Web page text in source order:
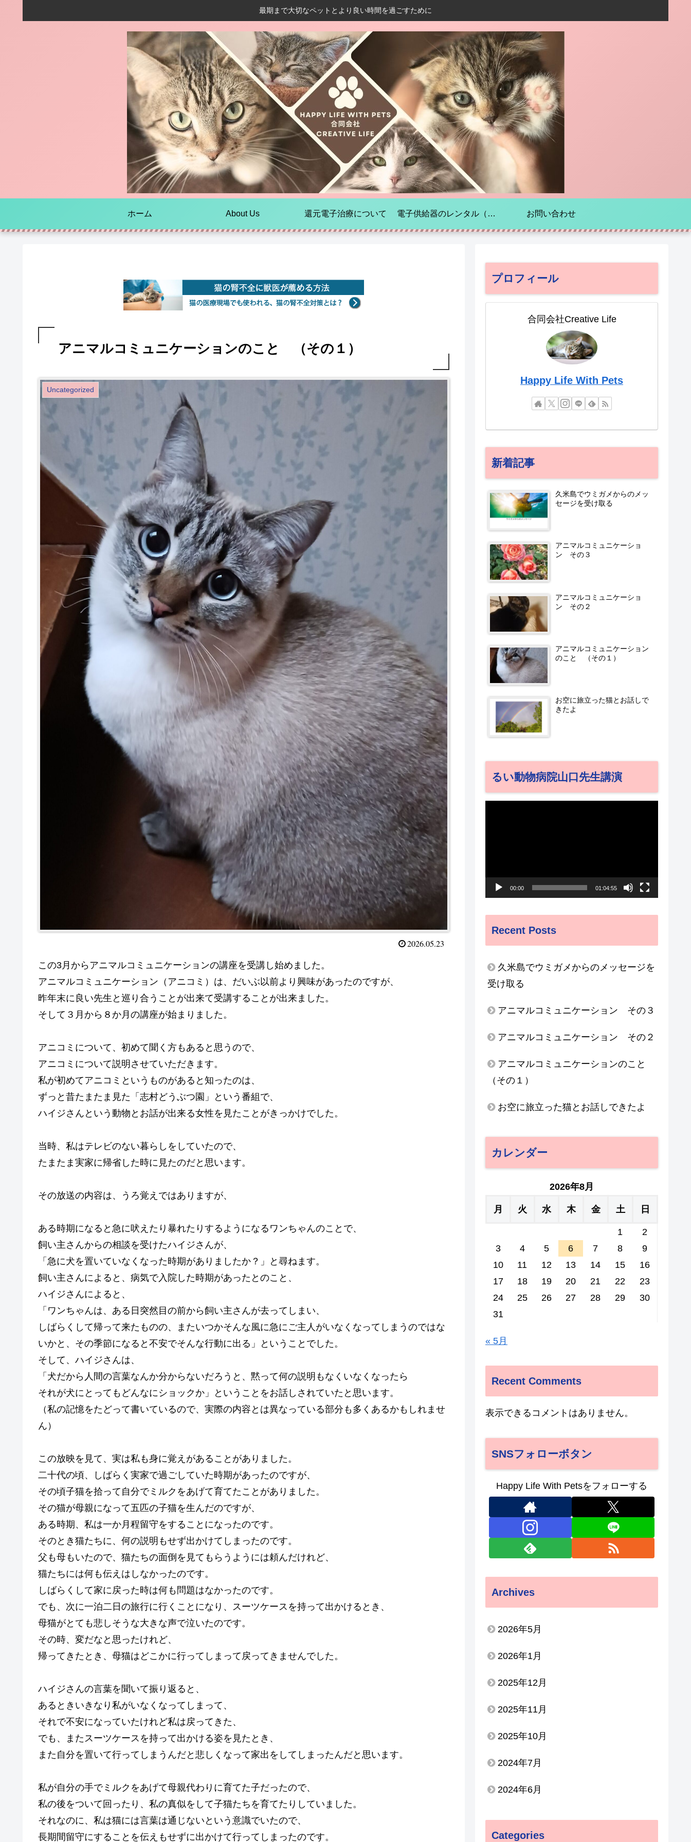
最期まで大切なペットとより良い時間を過ごすために
ホーム About Us 還元電子治療について 電子供給器のレンタル（現在は休止中です） お問い合わせ
アニマルコミュニケーションのこと （その１）
Uncategorized
2026.05.23
この3月からアニマルコミュニケーションの講座を受講し始めました。
アニマルコミュニケーション（アニコミ）は、だいぶ以前より興味があったのですが、
昨年末に良い先生と巡り合うことが出来て受講することが出来ました。
そして３月から８か月の講座が始まりました。
アニコミについて、初めて聞く方もあると思うので、
アニコミについて説明させていただきます。
私が初めてアニコミというものがあると知ったのは、
ずっと昔たまたま見た「志村どうぶつ園」という番組で、
ハイジさんという動物とお話が出来る女性を見たことがきっかけでした。
当時、私はテレビのない暮らしをしていたので、
たまたま実家に帰省した時に見たのだと思います。
その放送の内容は、うろ覚えではありますが、
ある時期になると急に吠えたり暴れたりするようになるワンちゃんのことで、
飼い主さんからの相談を受けたハイジさんが、
「急に犬を置いていなくなった時期がありましたか？」と尋ねます。
飼い主さんによると、病気で入院した時期があったとのこと、
ハイジさんによると、
「ワンちゃんは、ある日突然目の前から飼い主さんが去ってしまい、
しばらくして帰って来たものの、またいつかそんな風に急にご主人がいなくなってしまうのではな
いかと、その季節になると不安でそんな行動に出る」ということでした。
そして、ハイジさんは、
「犬だから人間の言葉なんか分からないだろうと、黙って何の説明もなくいなくなったら
それが犬にとってもどんなにショックか」ということをお話しされていたと思います。
（私の記憶をたどって書いているので、実際の内容とは異なっている部分も多くあるかもしれませ
ん）
この放映を見て、実は私も身に覚えがあることがありました。
二十代の頃、しばらく実家で過ごしていた時期があったのですが、
その頃子猫を拾って自分でミルクをあげて育てたことがありました。
その猫が母親になって五匹の子猫を生んだのですが、
ある時期、私は一か月程留守をすることになったのです。
そのとき猫たちに、何の説明もせず出かけてしまったのです。
父も母もいたので、猫たちの面倒を見てもらうようには頼んだけれど、
猫たちには何も伝えはしなかったのです。
しばらくして家に戻った時は何も問題はなかったのです。
でも、次に一泊二日の旅行に行くことになり、スーツケースを持って出かけるとき、
母猫がとても悲しそうな大きな声で泣いたのです。
その時、変だなと思ったけれど、
帰ってきたとき、母猫はどこかに行ってしまって戻ってきませんでした。
ハイジさんの言葉を聞いて振り返ると、
あるときいきなり私がいなくなってしまって、
それで不安になっていたけれど私は戻ってきた、
でも、またスーツケースを持って出かける姿を見たとき、
また自分を置いて行ってしまうんだと悲しくなって家出をしてしまったんだと思います。
私が自分の手でミルクをあげて母親代わりに育てた子だったので、
私の後をついて回ったり、私の真似をして子猫たちを育てたりしていました。
それなのに、私は猫には言葉は通じないという意識でいたので、
長期間留守にすることを伝えもせずに出かけて行ってしまったのです。
プロフィール
合同会社Creative Life
Happy Life With Pets
新着記事
久米島でウミガメからのメッ
セージを受け取る
アニマルコミュニケーショ
ン その３
アニマルコミュニケーショ
ン その２
アニマルコミュニケーション
のこと （その１）
お空に旅立った猫とお話しで
きたよ
るい動物病院山口先生講演
00:00 01:04:55
Recent Posts
久米島でウミガメからのメッセージを
受け取る
アニマルコミュニケーション その３
アニマルコミュニケーション その２
アニマルコミュニケーションのこと
（その１）
お空に旅立った猫とお話しできたよ
カレンダー
2026年8月
月 火 水 木 金 土 日
1
2
3
4 5 6 7 8
9
10
11 12 13 14 15
16
17
18 19 20 21 22
23
24
25 26 27 28 29
30
31
« 5月
Recent Comments
表示できるコメントはありません。
SNSフォローボタン
Happy Life With Petsをフォローする
Archives
2026年5月
2026年1月
2025年12月
2025年11月
2025年10月
2024年7月
2024年6月
Categories